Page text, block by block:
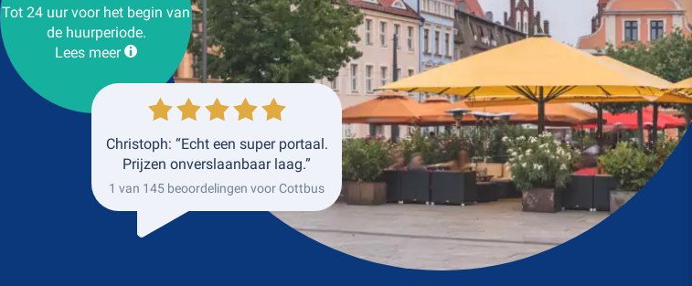
Tot 24 uur voor het begin van
de huurperiode.
Lees meer
Christoph: “Echt een super portaal.
Prijzen onverslaanbaar laag.”
1 van 145 beoordelingen voor Cottbus